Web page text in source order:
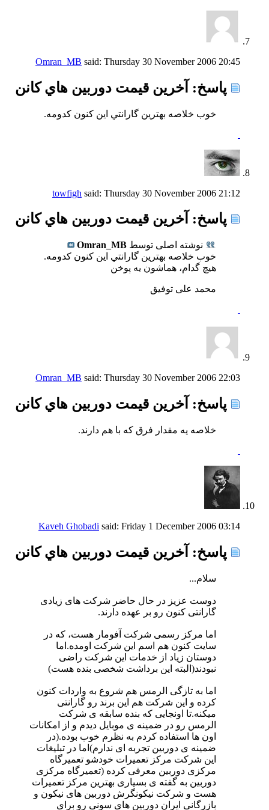
Omran_MB said: Thursday 30 November 2006 20:45
پاسخ: آخرين قيمت دوربين هاي كانن
خوب خلاصه بهترين گارانتي اين كنون كدومه.
towfigh said: Thursday 30 November 2006 21:12
پاسخ: آخرين قيمت دوربين هاي كانن
نوشته اصلی توسط Omran_MB
خوب خلاصه بهترين گارانتي اين كنون كدومه.
هیچ گدام، هماشون یه پوخن
محمد علی توفیق
Omran_MB said: Thursday 30 November 2006 22:03
پاسخ: آخرين قيمت دوربين هاي كانن
خلاصه يه مقدار فرق كه با هم دارند.
Kaveh Ghobadi said: Friday 1 December 2006 03:14
پاسخ: آخرين قيمت دوربين هاي كانن
سلام...
دوست عزیز در حال حاضر شرکت های زیادی
گارانتی کنون رو بر عهده دارند.
اما مرکز رسمی شرکت آفومار هست، که در
سایت کنون هم اسم این شرکت اومده.اما
دوستان زیاد از خدمات این شرکت راضی
نبودند(البته این برداشت شخصی بنده هست)
اما به تازگی الرمس هم شروع به واردات کنون
کرده و این شرکت هم این برند رو گارانتی
میکنه.تا اونجایی که بنده سابقه ی شرکت
الرمس رو در ضمینه ی موبایل دیدم و از امکانات
اون ها استفاده کردم به نظرم خوب بوده.(در
ضمینه ی دوربین تجربه ای ندارم)اما در تبلیغات
این شرکت مرکز تعمیرات خودشو تعمیرگاه
مرکزی دوربین معرفی کرده (تعمیرگاه مرکزی
دوربین به گفته ی بسیاری بهترین مرکز تعمیرات
هست و شرکت نیکونگرش دوربین های نیکون و
بازرگانی ایران دوربین های سونی رو برای